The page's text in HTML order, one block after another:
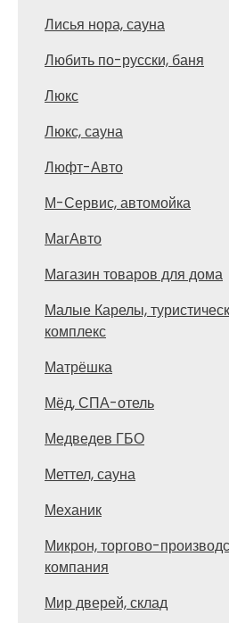
Лисья нора, сауна
Любить по-русски, баня
Люкс
Люкс, сауна
Люфт-Авто
М-Сервис, автомойка
МагАвто
Магазин товаров для дома
Малые Карелы,
комплекс
Матрёшка
Мёд, СПА-отель
Медведев ГБО
Меттел, сауна
Механик
Микрон, торгово-
компания
Мир дверей, склад